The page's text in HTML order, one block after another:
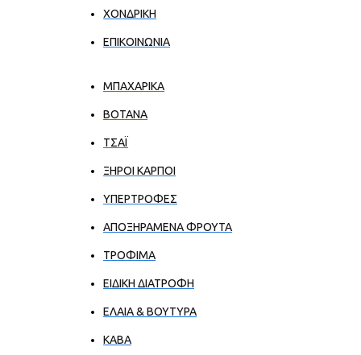
ΧΟΝΔΡΙΚΉ
ΕΠΙΚΟΙΝΩΝΊΑ
ΜΠΑΧΑΡΙΚΑ
ΒΟΤΑΝΑ
ΤΣΑΪ
ΞΗΡΟΙ ΚΑΡΠΟΙ
ΥΠΕΡΤΡΟΦΕΣ
ΑΠΟΞΗΡΑΜΕΝΑ ΦΡΟΥΤΑ
ΤΡΟΦΙΜΑ
ΕΙΔΙΚΗ ΔΙΑΤΡΟΦΗ
ΕΛΑΙΑ & ΒΟΥΤΥΡΑ
ΚΑΒΑ